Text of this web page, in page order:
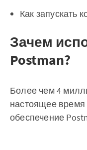
Как запускать
Зачем
Postman?
Более чем 4
настоящее
обеспечение